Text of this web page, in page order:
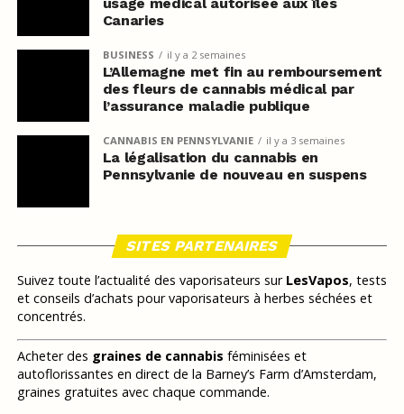
Canaries
BUSINESS il y a 2 semaines
L’Allemagne met fin au remboursement
des fleurs de cannabis médical par
l’assurance maladie publique
CANNABIS EN PENNSYLVANIE il y a 3 semaines
La légalisation du cannabis en
Pennsylvanie de nouveau en suspens
SITES PARTENAIRES
Suivez toute l’actualité des vaporisateurs sur LesVapos, tests
et conseils d’achats pour vaporisateurs à herbes séchées et
concentrés.
Acheter des graines de cannabis féminisées et
autoflorissantes en direct de la Barney’s Farm d’Amsterdam,
graines gratuites avec chaque commande.